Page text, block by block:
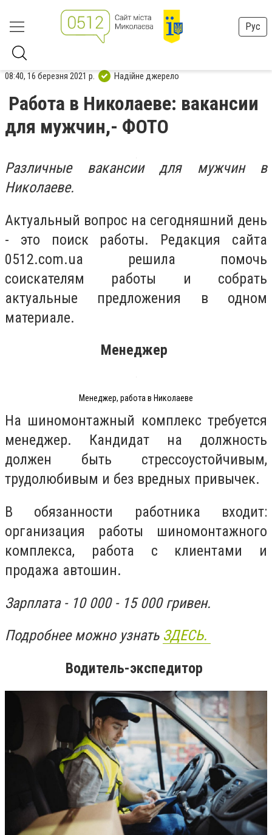
Рус
08:40, 16 березня 2021 р. Надійне джерело
Работа в Николаеве: вакансии
для мужчин,- ФОТО
Различные вакансии для мужчин в
Николаеве.
Актуальный вопрос на сегодняшний день
- это поиск работы. Редакция сайта
0512.com.ua решила помочь
соискателям работы и собрать
актуальные предложения в одном
материале.
Менеджер
Менеджер, работа в Николаеве
На шиномонтажный комплекс требуется
менеджер. Кандидат на должность
должен быть стрессоустойчивым,
трудолюбивым и без вредных привычек.
В обязанности работника входит:
организация работы шиномонтажного
комплекса, работа с клиентами и
продажа автошин.
Зарплата - 10 000 - 15 000 гривен.
Подробнее можно узнать ЗДЕСЬ.
Водитель-экспедитор